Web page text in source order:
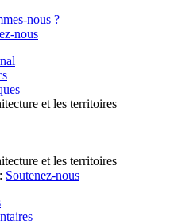
nous ?
nous
et les territoires
et les territoires
Soutenez-nous